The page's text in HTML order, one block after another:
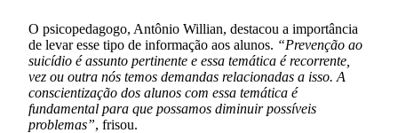
O psicopedagogo, Antônio Willian, destacou a importância
de levar esse tipo de informação aos alunos. “Prevenção ao
suicídio é assunto pertinente e essa temática é recorrente,
vez ou outra nós temos demandas relacionadas a isso. A
conscientização dos alunos com essa temática é
fundamental para que possamos diminuir possíveis
problemas”, frisou.